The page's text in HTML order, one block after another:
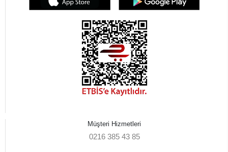
Müşteri Hizmetleri
0216 385 43 85